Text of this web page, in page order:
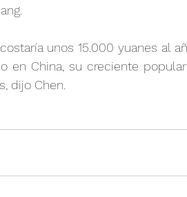
unos 15.000 yuanes al
en China, su creciente
dijo Chen.